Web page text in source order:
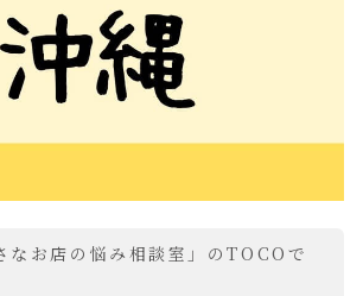
なお店の悩み相談室」のTOCOで